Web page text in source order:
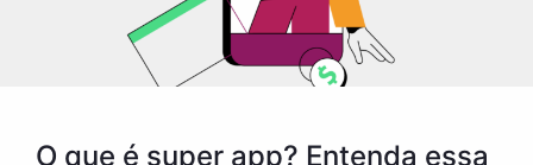
O que é super app? Entenda essa